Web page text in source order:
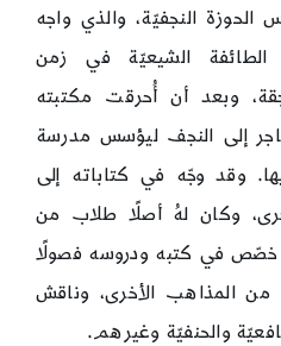
النجفيّة، والذي واجه
الشيعيّة في زمن
وبعد أن أُحرقت مكتبته
إلى النجف ليؤسس مدرسة
وقد وجّه في كتاباته إلى
وكان لهُ أصلًا طلاب من
خصّص في كتبه ودروسه فصولًا
من المذاهب الأخرى، وناقش
والحنفيّة وغيرهم.